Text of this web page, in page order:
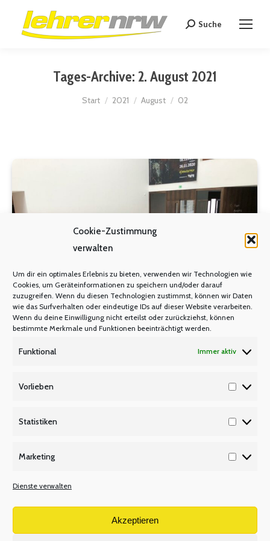
Cookie-Zustimmung
verwalten
Um dir ein optimales Erlebnis zu bieten, verwenden wir Technologien wie
Cookies, um Geräteinformationen zu speichern und/oder darauf
zuzugreifen. Wenn du diesen Technologien zustimmst, können wir Daten
wie das Surfverhalten oder eindeutige IDs auf dieser Website verarbeiten.
Wenn du deine Einwilligung nicht erteilst oder zurückziehst, können
bestimmte Merkmale und Funktionen beeinträchtigt werden.
Funktional Immer aktiv
Vorlieben
Statistiken
Marketing
Dienste verwalten
Akzeptieren
Search:
Suche
Tages-Archive: 2. August 2021
Sie befinden sich hier:
Start 2021 August 02
ARCHIV
Seniorenveranstaltungen möglich sein? Mit großer
Entwicklung der Coronazahlen, um abzuschätzen,
ob doch noch für die bevorstehenden Monate
dieses Jahres unsere seit vielen Jahren geschätzten